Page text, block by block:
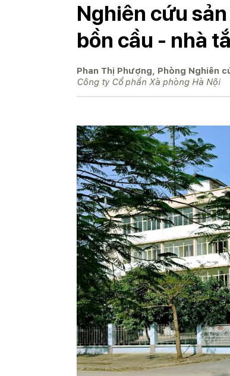
Nghiên cứu
bồn cầu - nhà
Phan Thị Phượng, Phòng Nghiên
Công ty Cổ phần Xà phòng Hà Nội